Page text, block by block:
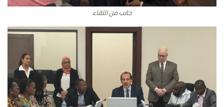
جانب من اللقاء